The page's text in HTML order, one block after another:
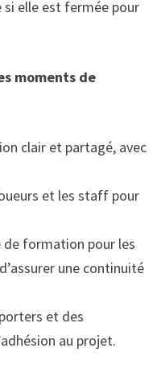
elle est fermée pour
moments de
clair et partagé, avec
et les staff pour
de formation pour les
une continuité
et des
au projet.